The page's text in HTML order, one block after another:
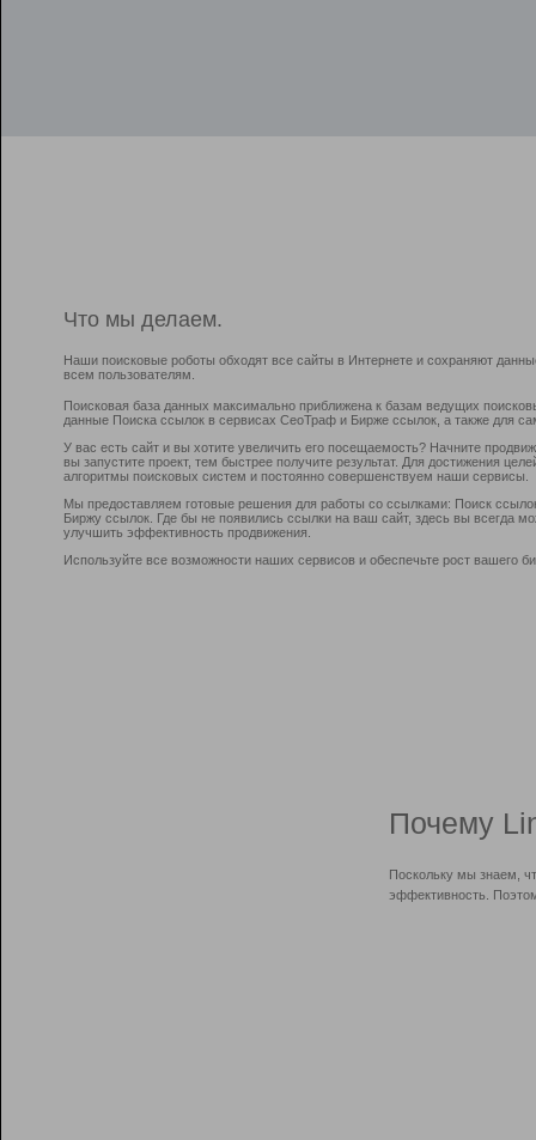
Что мы делаем.
Наши поисковые роботы обходят все сайты в Интернете и сохраняют
всем пользователям.
Поисковая база данных максимально приближена к базам ведущих
данные Поиска ссылок в сервисах СеоТраф и Бирже ссылок, а также для
У вас есть сайт и вы хотите увеличить его посещаемость? Начните
вы запустите проект, тем быстрее получите результат. Для достижения
алгоритмы поисковых систем и постоянно совершенствуем наши сервисы.
Мы предоставляем готовые решения для работы со ссылками: Поиск
Биржу ссылок. Где бы не появились ссылки на ваш сайт, здесь вы всегда
улучшить эффективность продвижения.
Используйте все возможности наших сервисов и обеспечьте рост вашего
Почему
Поскольку мы знаем,
эффективность.